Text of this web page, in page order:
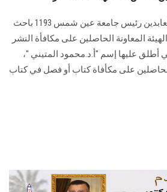
الزائـرون
سجل الان
كرم أ. د. محمد ضياء زين العابدين رئيس جامعة عين شمس 1193 باحث
المعاونة الحاصلين على مكافأة النشر
الدفعة رقم 33 والتي أطلق عليها إسم "أ.د.محمود المتيني "،
باحث من الحاصلين على مكأفاة كتاب أو فصل في كتاب